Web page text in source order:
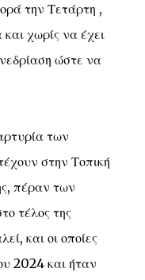
την Τετάρτη ,
χωρίς να έχει
ώστε να
των
στην Τοπική
πέραν των
τέλος της
και οι οποίες
2024 και ήταν